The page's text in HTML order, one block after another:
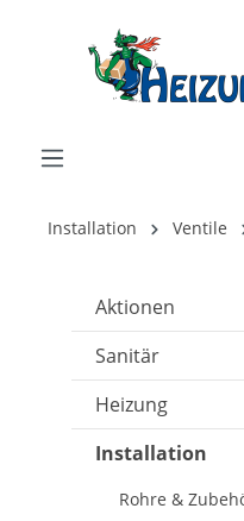
Installation Ventile
Aktionen
Sanitär
Heizung
Installation
Rohre &